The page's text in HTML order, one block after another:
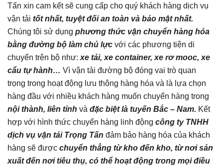
Tấn xin cam kết sẽ cung cấp cho quý khách hàng dịch vụ
vận tải tốt nhất, tuyệt đối an toàn và bảo mật nhất.
Chúng tôi sử dụng phương thức vận chuyển hàng hóa
bằng đường bộ làm chủ lực với các phương tiện di
chuyển trên bộ như: xe tải, xe container, xe rơ mooc, xe
cẩu tự hành… Vì vận tải đường bộ đóng vai trò quan
trọng trong hoạt động lưu thông hàng hóa và là lựa chọn
hàng đầu với nhiều khách hàng muốn chuyển hàng trong
nội thành, liên tỉnh và đặc biệt là tuyến Bắc – Nam. Kết
hợp với hình thức chuyển hàng linh động công ty TNHH
dịch vụ vận tải Trọng Tấn đảm bảo hàng hóa của khách
hàng sẽ được chuyển thẳng từ kho đến kho, từ nơi sản
xuất đến nơi tiêu thụ, có thể hoạt động trong mọi điều